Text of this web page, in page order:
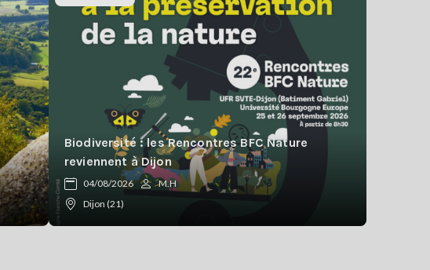
Biodiversité : les Rencontres BFC Nature
reviennent à Dijon
04/08/2026
M.H
Dijon (21)